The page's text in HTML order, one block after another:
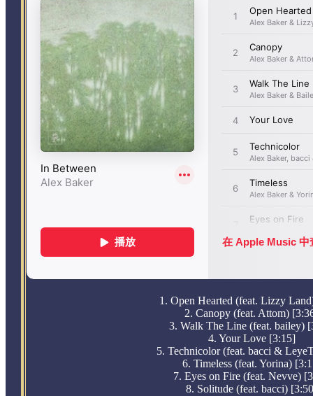
1. Open Hearted (feat. Lizzy
2. Canopy (feat. Attom)
3. Walk The Line (feat. bailey)
4. Your Love [3:15]
5. Technicolor (feat. bacci &
6. Timeless (feat. Yorina)
7. Eyes on Fire (feat. Nevve)
8. Solitude (feat. bacci)